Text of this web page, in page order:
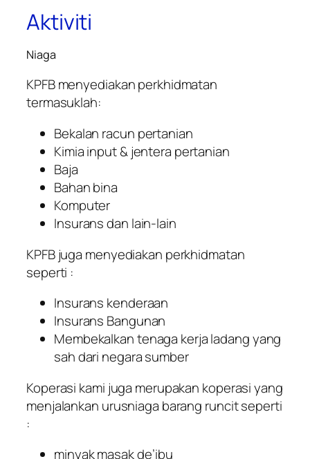
Aktiviti
Niaga
KPFB menyediakan perkhidmatan
termasuklah:
Bekalan racun pertanian
Kimia input & jentera pertanian
Baja
Bahan bina
Komputer
Insurans dan lain-lain
KPFB juga menyediakan perkhidmatan
seperti :
Insurans kenderaan
Insurans Bangunan
Membekalkan tenaga kerja ladang yang
sah dari negara sumber
Koperasi kami juga merupakan koperasi yang
menjalankan urusniaga barang runcit seperti
:
minyak masak de’ibu